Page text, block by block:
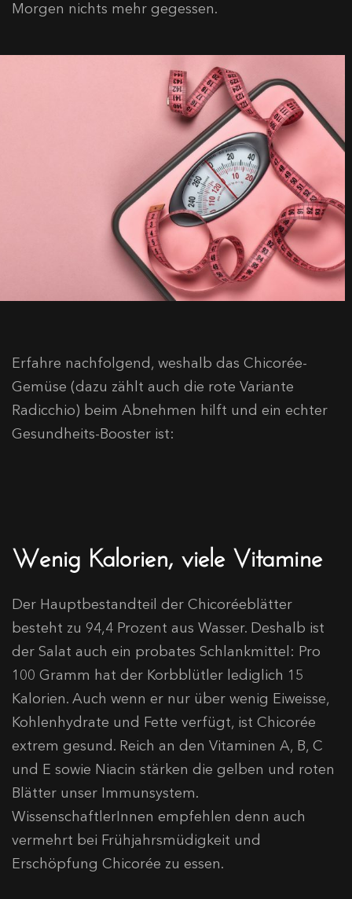
Morgen nichts mehr gegessen.
Erfahre nachfolgend, weshalb das Chicorée-
Gemüse (dazu zählt auch die rote Variante
Radicchio) beim Abnehmen hilft und ein echter
Gesundheits-Booster ist:
Wenig Kalorien, viele Vitamine
Der Hauptbestandteil der Chicoréeblätter
besteht zu 94,4 Prozent aus Wasser. Deshalb ist
der Salat auch ein probates Schlankmittel: Pro
100 Gramm hat der Korbblütler lediglich 15
Kalorien. Auch wenn er nur über wenig Eiweisse,
Kohlenhydrate und Fette verfügt, ist Chicorée
extrem gesund. Reich an den Vitaminen A, B, C
und E sowie Niacin stärken die gelben und roten
Blätter unser Immunsystem.
WissenschaftlerInnen empfehlen denn auch
vermehrt bei Frühjahrsmüdigkeit und
Erschöpfung Chicorée zu essen.